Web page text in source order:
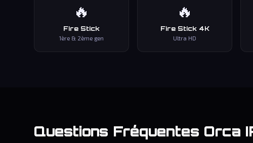
🔥
Fire Stick
1ère & 2ème gen
🔥
Fire Stick 4K
Ultra HD
Questions Fréquentes Orca